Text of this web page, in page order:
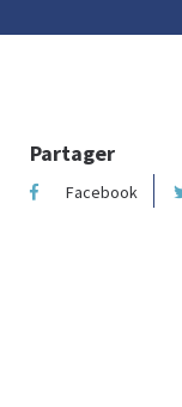
Partager
Facebook